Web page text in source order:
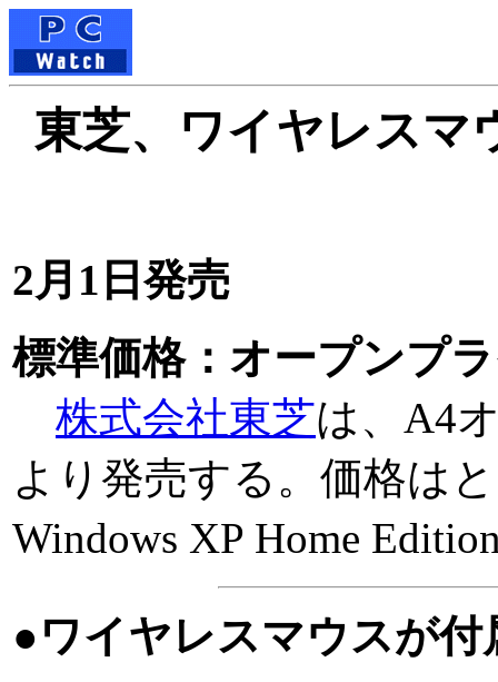
東芝、ワイヤレスマ
2月1日発売
標準価格：オープンプ
株式会社東芝は、A4
より発売する。価格は
Windows XP Home
●ワイヤレスマウスが付